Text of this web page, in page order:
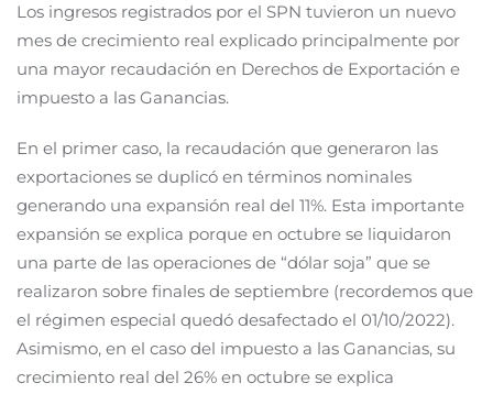
Los ingresos registrados por el SPN tuvieron un nuevo
mes de crecimiento real explicado principalmente por
una mayor recaudación en Derechos de Exportación e
impuesto a las Ganancias.
En el primer caso, la recaudación que generaron las
exportaciones se duplicó en términos nominales
generando una expansión real del 11%. Esta importante
expansión se explica porque en octubre se liquidaron
una parte de las operaciones de “dólar soja” que se
realizaron sobre finales de septiembre (recordemos que
el régimen especial quedó desafectado el 01/10/2022).
Asimismo, en el caso del impuesto a las Ganancias, su
crecimiento real del 26% en octubre se explica